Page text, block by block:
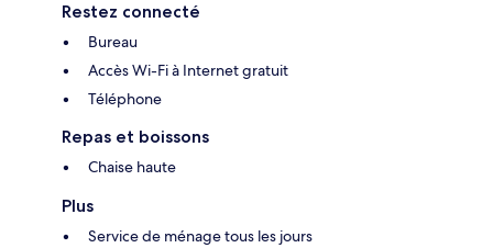
Restez connecté
Bureau
Accès Wi-Fi à Internet gratuit
Téléphone
Repas et boissons
Chaise haute
Plus
Service de ménage tous les jours